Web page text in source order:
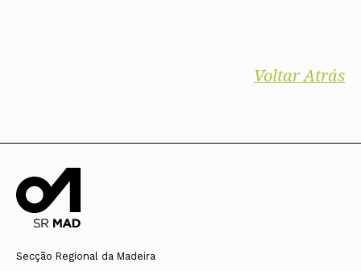
Voltar Atrás
Secção Regional da Madeira